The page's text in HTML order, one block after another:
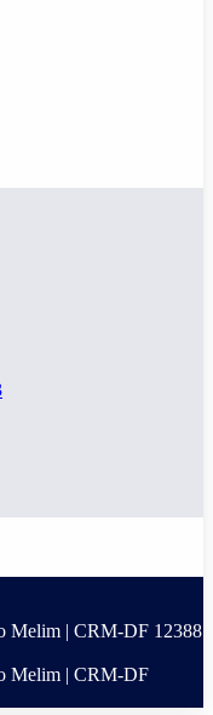
Melim | CRM-DF 12388
Melim | CRM-DF